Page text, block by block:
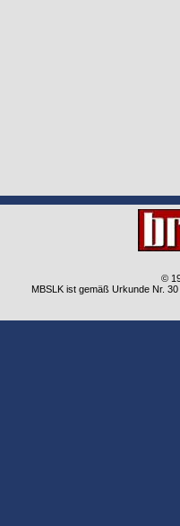
©
MBSLK ist gemäß Urkunde Nr.